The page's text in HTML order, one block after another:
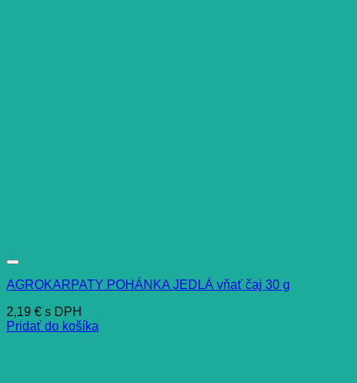
AGROKARPATY POHÁNKA JEDLÁ vňať čaj 30 g
2,19 € s DPH
Pridať do košíka